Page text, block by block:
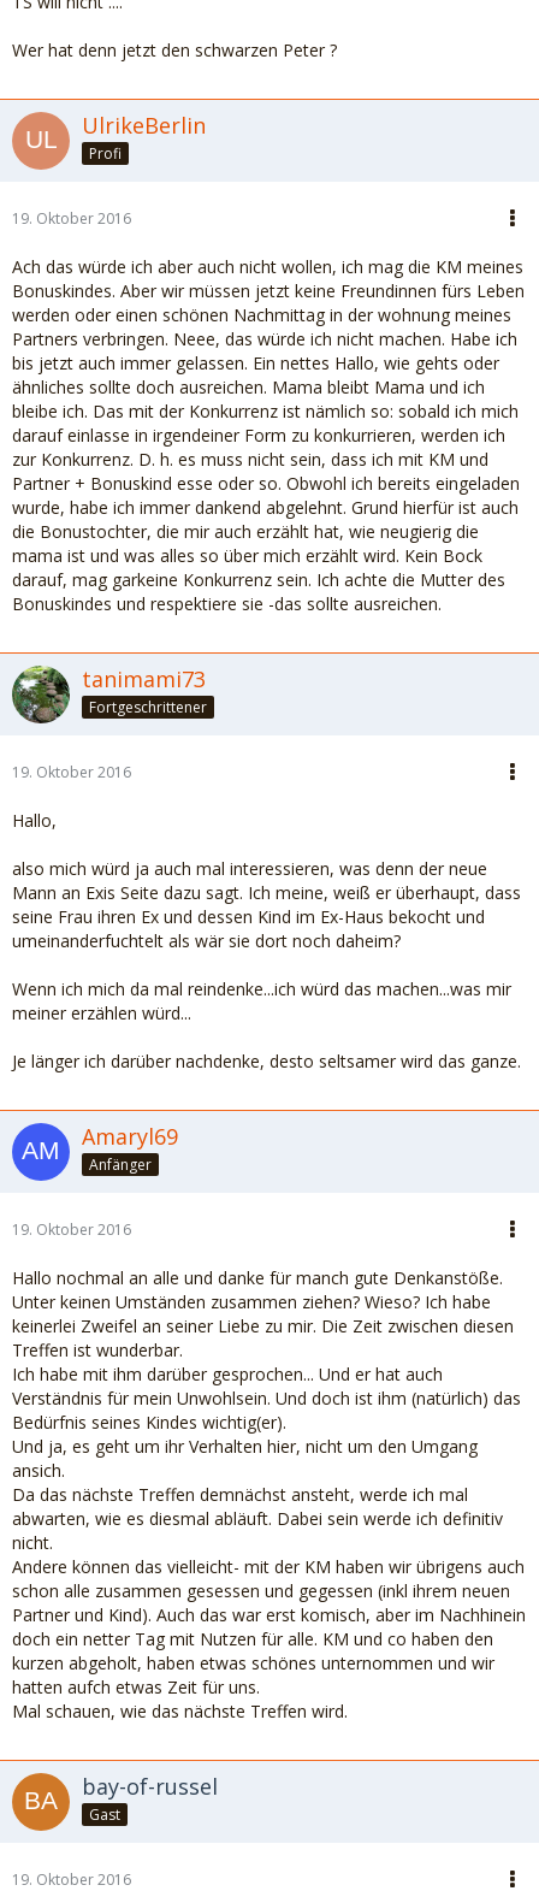
Wer hat denn jetzt den schwarzen Peter ?
UlrikeBerlin
Profi
19. Oktober 2016
Ach das würde ich aber auch nicht wollen, ich mag die KM meines
Bonuskindes. Aber wir müssen jetzt keine Freundinnen fürs Leben
werden oder einen schönen Nachmittag in der wohnung meines
Partners verbringen. Neee, das würde ich nicht machen. Habe ich
bis jetzt auch immer gelassen. Ein nettes Hallo, wie gehts oder
ähnliches sollte doch ausreichen. Mama bleibt Mama und ich
bleibe ich. Das mit der Konkurrenz ist nämlich so: sobald ich mich
darauf einlasse in irgendeiner Form zu konkurrieren, werden ich
zur Konkurrenz. D. h. es muss nicht sein, dass ich mit KM und
Partner + Bonuskind esse oder so. Obwohl ich bereits eingeladen
wurde, habe ich immer dankend abgelehnt. Grund hierfür ist auch
die Bonustochter, die mir auch erzählt hat, wie neugierig die
mama ist und was alles so über mich erzählt wird. Kein Bock
darauf, mag garkeine Konkurrenz sein. Ich achte die Mutter des
Bonuskindes und respektiere sie -das sollte ausreichen.
tanimami73
Fortgeschrittener
19. Oktober 2016
Hallo,
also mich würd ja auch mal interessieren, was denn der neue
Mann an Exis Seite dazu sagt. Ich meine, weiß er überhaupt, dass
seine Frau ihren Ex und dessen Kind im Ex-Haus bekocht und
umeinanderfuchtelt als wär sie dort noch daheim?
Wenn ich mich da mal reindenke...ich würd das machen...was mir
meiner erzählen würd...
Je länger ich darüber nachdenke, desto seltsamer wird das ganze.
Amaryl69
Anfänger
19. Oktober 2016
Hallo nochmal an alle und danke für manch gute Denkanstöße.
Unter keinen Umständen zusammen ziehen? Wieso? Ich habe
keinerlei Zweifel an seiner Liebe zu mir. Die Zeit zwischen diesen
Treffen ist wunderbar.
Ich habe mit ihm darüber gesprochen... Und er hat auch
Verständnis für mein Unwohlsein. Und doch ist ihm (natürlich) das
Bedürfnis seines Kindes wichtig(er).
Und ja, es geht um ihr Verhalten hier, nicht um den Umgang
ansich.
Da das nächste Treffen demnächst ansteht, werde ich mal
abwarten, wie es diesmal abläuft. Dabei sein werde ich definitiv
nicht.
Andere können das vielleicht- mit der KM haben wir übrigens auch
schon alle zusammen gesessen und gegessen (inkl ihrem neuen
Partner und Kind). Auch das war erst komisch, aber im Nachhinein
doch ein netter Tag mit Nutzen für alle. KM und co haben den
kurzen abgeholt, haben etwas schönes unternommen und wir
hatten aufch etwas Zeit für uns.
Mal schauen, wie das nächste Treffen wird.
bay-of-russel
Gast
19. Oktober 2016